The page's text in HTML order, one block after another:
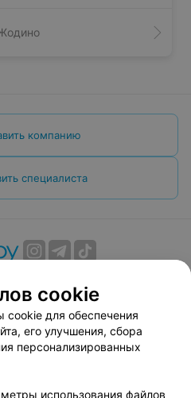
компанию
специалиста
Способы оплаты
использованию сервиса
соглашение
cookie
cookie для обеспечения
его улучшения, сбора
персонализированных
использования файлов